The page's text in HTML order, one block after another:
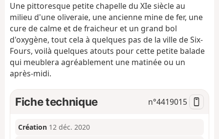
g
t
i
Une pittoresque petite chapelle du XIe siècle au
milieu d'une oliveraie, une ancienne mine de fer, une
cure de calme et de fraicheur et un grand bol
d'oxygène, tout cela à quelques pas de la ville de Six-
Fours, voilà quelques atouts pour cette petite balade
qui meublera agréablement une matinée ou un
après-midi.
Fiche technique n°4419015
Création 12 déc. 2020